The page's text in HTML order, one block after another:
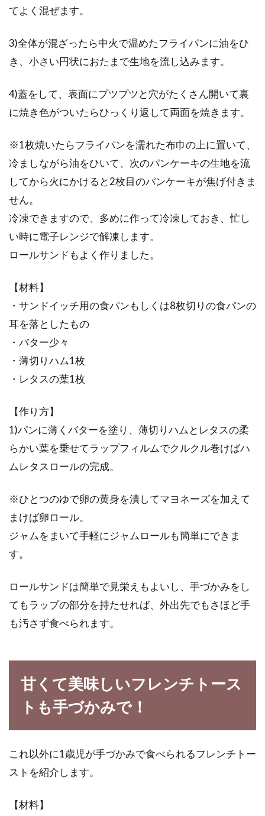
てよく混ぜます。
3)全体が混ざったら中火で温めたフライパンに油をひ
き、小さい円状におたまで生地を流し込みます。
4)蓋をして、表面にプツプツと穴がたくさん開いて裏
に焼き色がついたらひっくり返して両面を焼きます。
※1枚焼いたらフライパンを濡れた布巾の上に置いて、
冷ましながら油をひいて、次のパンケーキの生地を流
してから火にかけると2枚目のパンケーキが焦げ付きま
せん。
冷凍できますので、多めに作って冷凍しておき、忙し
い時に電子レンジで解凍します。
ロールサンドもよく作りました。
【材料】
・サンドイッチ用の食パンもしくは8枚切りの食パンの
耳を落としたもの
・バター少々
・薄切りハム1枚
・レタスの葉1枚
【作り方】
1)パンに薄くバターを塗り、薄切りハムとレタスの柔
らかい葉を乗せてラップフィルムでクルクル巻けばハ
ムレタスロールの完成。
※ひとつのゆで卵の黄身を潰してマヨネーズを加えて
まけば卵ロール。
ジャムをまいて手軽にジャムロールも簡単にできま
す。
ロールサンドは簡単で見栄えもよいし、手づかみをし
てもラップの部分を持たせれば、外出先でもさほど手
も汚さず食べられます。
甘くて美味しいフレンチトース
トも手づかみで！
これ以外に1歳児が手づかみで食べられるフレンチトー
ストを紹介します。
【材料】